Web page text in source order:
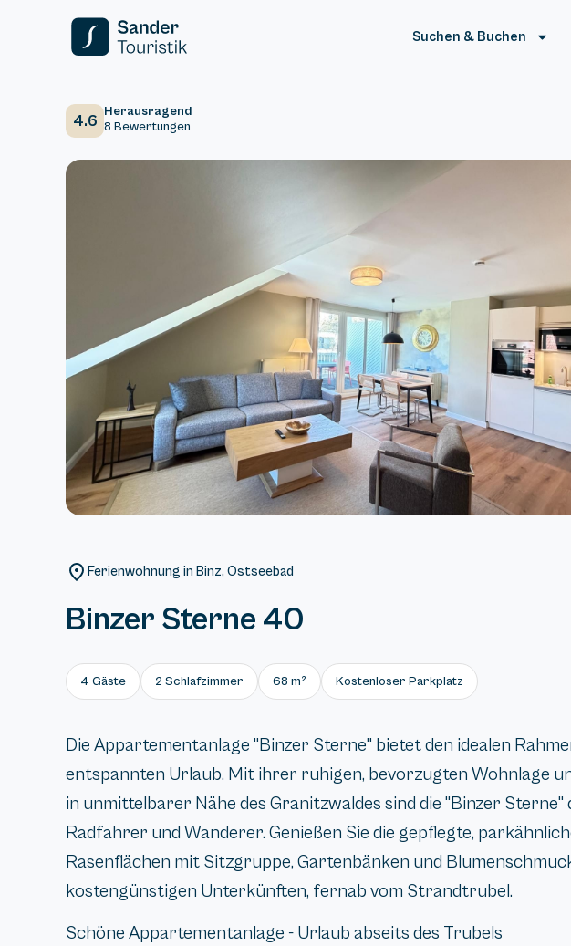
Suchen & Buchen
4.6 Herausragend
8 Bewertungen
Ferienwohnung in Binz, Ostseebad
Binzer Sterne 40
4 Gäste 2 Schlafzimmer 68 m² Kostenloser Parkplatz
Die Appartementanlage "Binzer Sterne" bietet den idealen
entspannten Urlaub. Mit ihrer ruhigen, bevorzugten Wohnlage
in unmittelbarer Nähe des Granitzwaldes sind die "Binzer
Radfahrer und Wanderer. Genießen Sie die gepflegte,
Rasenflächen mit Sitzgruppe, Gartenbänken und
kostengünstigen Unterkünften, fernab vom Strandtrubel.
Schöne Appartementanlage - Urlaub abseits des Trubels